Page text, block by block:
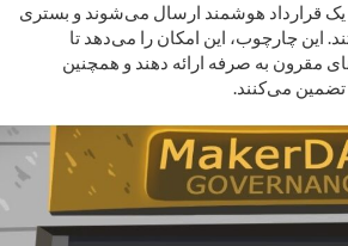
قرارداد هوشمند ارسال می‌شوند و بستری
این چارچوب، این امکان را می‌دهد تا
مقرون به صرفه ارائه دهند و همچنین
تضمین می‌کنند.